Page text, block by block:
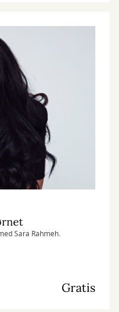
Sara Rahmeh.
Gratis